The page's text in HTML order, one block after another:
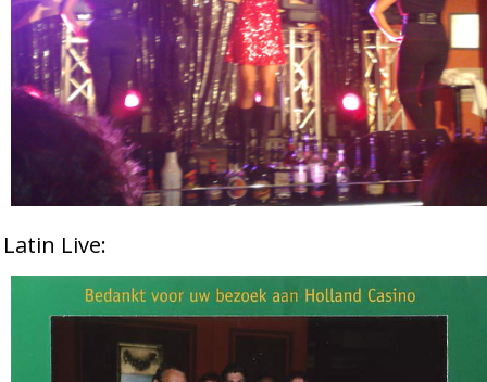
Latin Live: